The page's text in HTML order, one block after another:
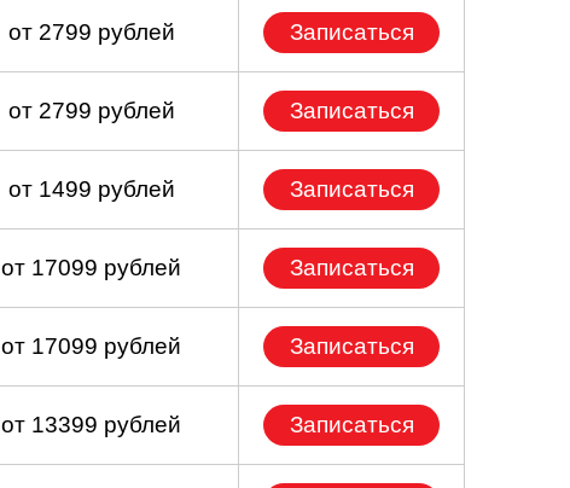
от 2799 рублей Записаться
от 2799 рублей Записаться
от 1499 рублей Записаться
от 17099 рублей Записаться
от 17099 рублей Записаться
от 13399 рублей Записаться